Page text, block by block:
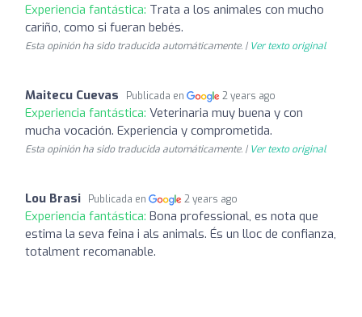
Experiencia fantástica: Trata a los animales con mucho
cariño, como si fueran bebés.
Esta opinión ha sido traducida automáticamente. | Ver texto original
Maitecu Cuevas Publicada en 2 years ago
Experiencia fantástica: Veterinaria muy buena y con
mucha vocación. Experiencia y comprometida.
Esta opinión ha sido traducida automáticamente. | Ver texto original
Lou Brasi Publicada en 2 years ago
Experiencia fantástica: Bona professional, es nota que
estima la seva feina i als animals. És un lloc de confianza,
totalment recomanable.